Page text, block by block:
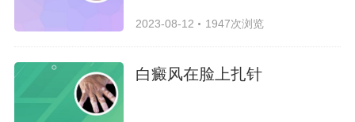
2023-08-12 1947次浏览
白癜风在脸上扎针